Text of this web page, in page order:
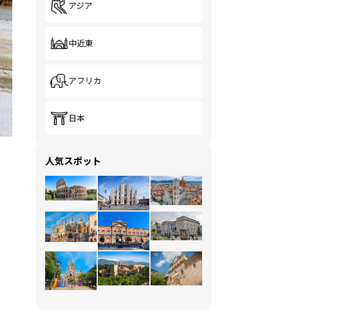
アジア
中近東
アフリカ
日本
人気スポット